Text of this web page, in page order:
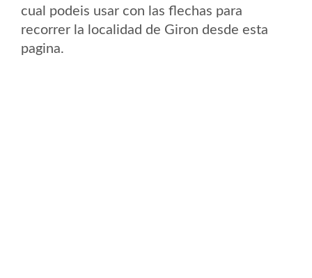
cual podeis usar con las flechas para
recorrer la localidad de Giron desde esta
pagina.